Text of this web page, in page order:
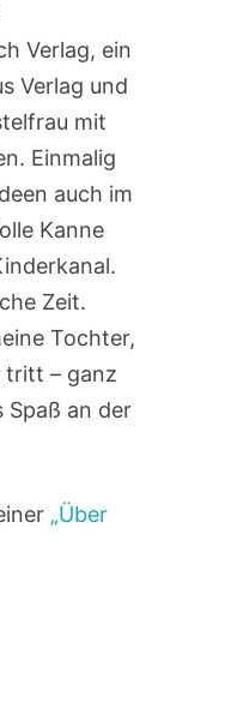
Verlag, ein
Verlag und
mit
Einmalig
auch im
Kanne
Zeit.
Tochter,
tritt – ganz
Spaß an der
„Über